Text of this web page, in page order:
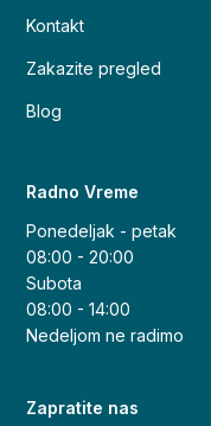
Kontakt
Zakazite pregled
Blog
Radno Vreme
Ponedeljak - petak
08:00 - 20:00
Subota
08:00 - 14:00
Nedeljom ne radimo
Zapratite nas